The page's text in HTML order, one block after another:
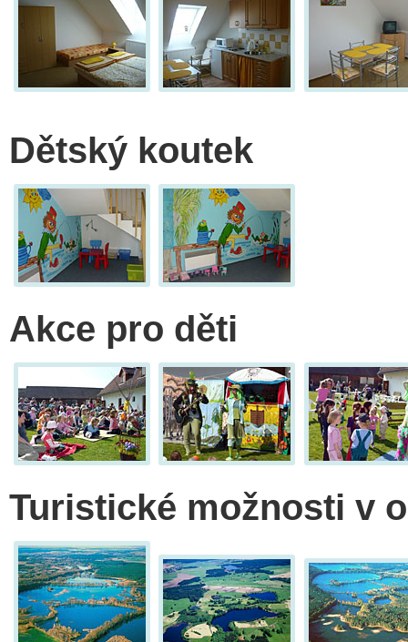
Dětský koutek
Akce pro děti
Turistické možnosti v